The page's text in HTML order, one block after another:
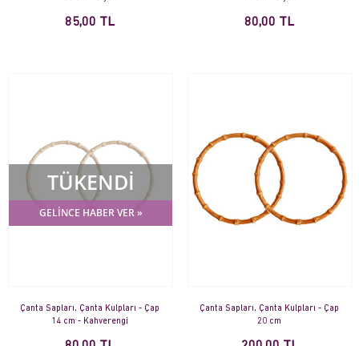
85,00 TL 80,00 TL
TÜKENDİ
GELİNCE HABER VER »
Çanta Sapları, Çanta Kulpları - Çap
14 cm - Kahverengi
Çanta Sapları, Çanta Kulpları - Çap
20 cm